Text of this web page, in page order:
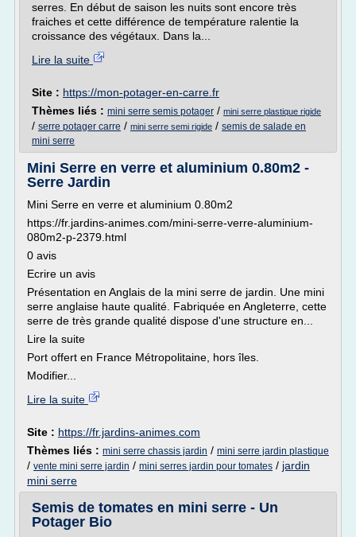
serres. En début de saison les nuits sont encore très
fraiches et cette différence de température ralentie la
croissance des végétaux. Dans la...
Lire la suite
Site : https://mon-potager-en-carre.fr
Thèmes liés : mini serre semis potager / mini serre plastique rigide
/ serre potager carre / mini serre semi rigide / semis de salade en
mini serre
Mini Serre en verre et aluminium 0.80m2 -
Serre Jardin
Mini Serre en verre et aluminium 0.80m2
https://fr.jardins-animes.com/mini-serre-verre-aluminium-
080m2-p-2379.html
0 avis
Ecrire un avis
Présentation en Anglais de la mini serre de jardin. Une mini
serre anglaise haute qualité. Fabriquée en Angleterre, cette
serre de très grande qualité dispose d'une structure en...
Lire la suite
Port offert en France Métropolitaine, hors îles.
Modifier...
Lire la suite
Site : https://fr.jardins-animes.com
Thèmes liés : mini serre chassis jardin / mini serre jardin plastique
/ vente mini serre jardin / mini serres jardin pour tomates / jardin
mini serre
Semis de tomates en mini serre - Un
Potager Bio